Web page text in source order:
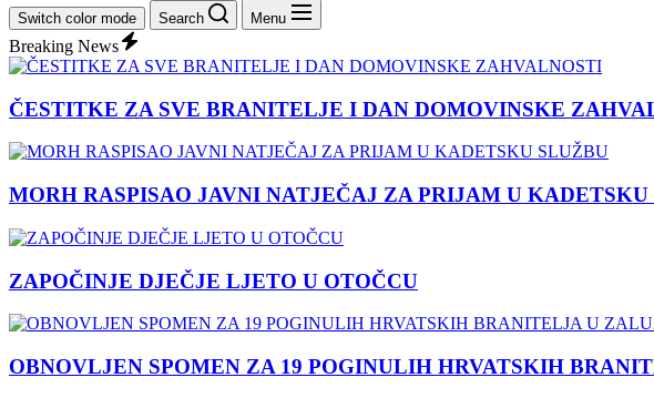
Switch color mode Search Menu
Breaking News
ČESTITKE ZA SVE BRANITELJE I DAN DOMOVINSKE
MORH RASPISAO JAVNI NATJEČAJ ZA PRIJAM U KADETSKU
ZAPOČINJE DJEČJE LJETO U OTOČCU
OBNOVLJEN SPOMEN ZA 19 POGINULIH HRVATSKIH